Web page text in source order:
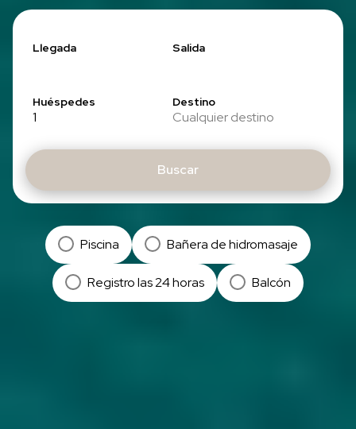
Destino
Cualquier destino
Llegada Salida
Huéspedes
1
Buscar
Piscina Bañera de hidromasaje
Registro las 24 horas Balcón